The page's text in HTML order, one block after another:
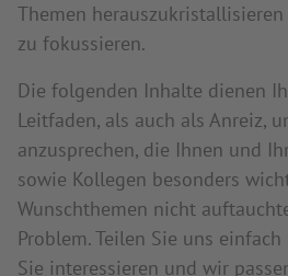
Themen
zu fokussieren.
Die folgenden Inhalte dienen
Leitfaden, als auch als Anreiz,
anzusprechen, die Ihnen und
sowie Kollegen besonders
Wunschthemen nicht
Problem. Teilen Sie uns
Sie interessieren und wir